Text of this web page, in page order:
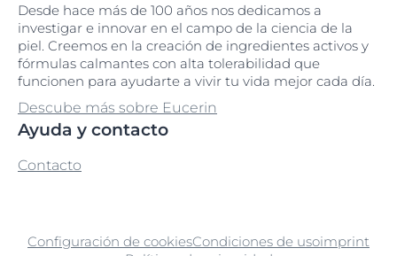
Desde hace más de 100 años nos dedicamos a
investigar e innovar en el campo de la ciencia de la
piel. Creemos en la creación de ingredientes activos y
fórmulas calmantes con alta tolerabilidad que
funcionen para ayudarte a vivir tu vida mejor cada día.
Descube más sobre Eucerin
Ayuda y contacto
Contacto
Configuración de cookiesCondiciones de usoimprint